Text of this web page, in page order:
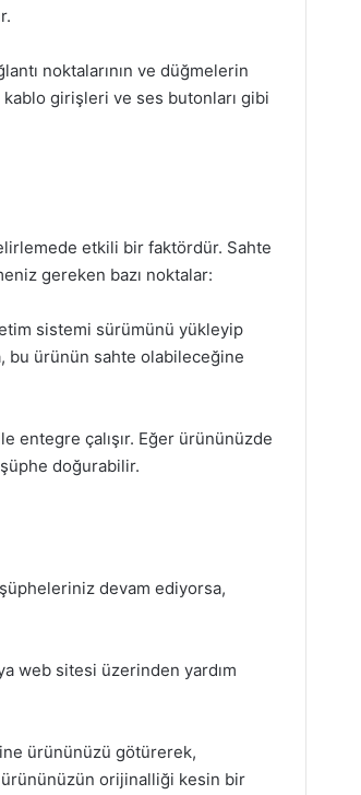
noktalarının ve düğmelerin
girişleri ve ses butonları gibi
etkili bir faktördür. Sahte
gereken bazı noktalar:
sistemi sürümünü yükleyip
bu ürünün sahte olabileceğine
entegre çalışır. Eğer ürününüzde
doğurabilir.
devam ediyorsa,
web sitesi üzerinden yardım
ürününüzü götürerek,
orijinalliği kesin bir